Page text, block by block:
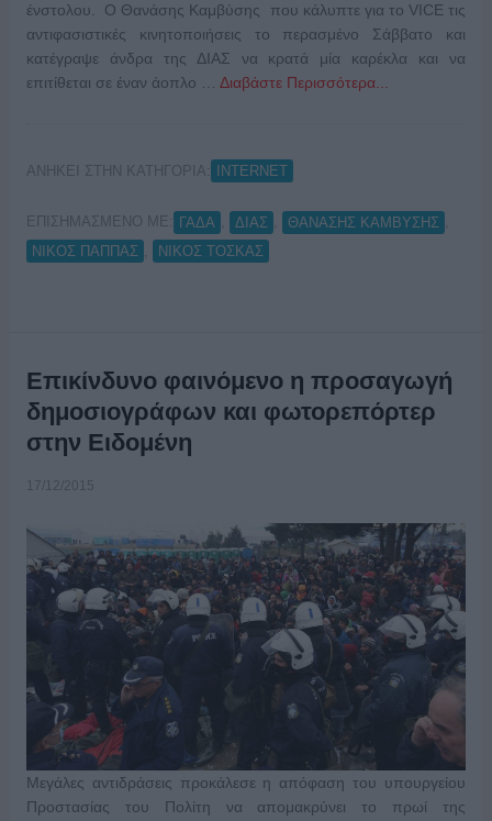
ένστολου. Ο Θανάσης Καμβύσης που κάλυπτε για το VICE τις
αντιφασιστικές κινητοποιήσεις το περασμένο Σάββατο και
κατέγραψε άνδρα της ΔΙΑΣ να κρατά μία καρέκλα και να
επιτίθεται σε έναν άοπλο … Διαβάστε Περισσότερα...
ΑΝΗΚΕΙ ΣΤΗΝ ΚΑΤΗΓΟΡΙΑ: INTERNET
ΕΠΙΣΗΜΑΣΜΕΝΟ ΜΕ: ΓΑΔΑ ΔΙΑΣ ΘΑΝΑΣΗΣ ΚΑΜΒΥΣΗΣ
ΝΙΚΟΣ ΠΑΠΠΑΣ
ΝΙΚΟΣ ΤΟΣΚΑΣ
Επικίνδυνο φαινόμενο η προσαγωγή
δημοσιογράφων και φωτορεπόρτερ
στην Ειδομένη
17/12/2015
Μεγάλες αντιδράσεις προκάλεσε η απόφαση του υπουργείου
Προστασίας του Πολίτη να απομακρύνει το πρωί της